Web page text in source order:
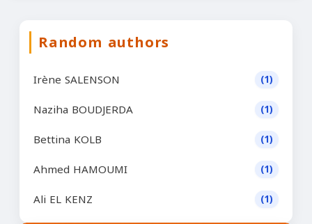
Random authors
Irène SALENSON (1)
Naziha BOUDJERDA (1)
Bettina KOLB (1)
Ahmed HAMOUMI (1)
Ali EL KENZ (1)